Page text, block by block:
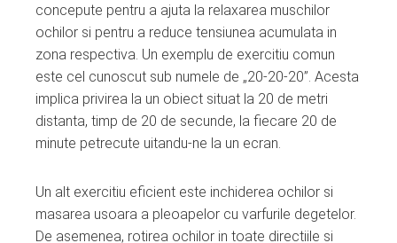
concepute pentru a ajuta la relaxarea muschilor
ochilor si pentru a reduce tensiunea acumulata in
zona respectiva. Un exemplu de exercitiu comun
este cel cunoscut sub numele de „20-20-20”. Acesta
implica privirea la un obiect situat la 20 de metri
distanta, timp de 20 de secunde, la fiecare 20 de
minute petrecute uitandu-ne la un ecran.
Un alt exercitiu eficient este inchiderea ochilor si
masarea usoara a pleoapelor cu varfurile degetelor.
De asemenea, rotirea ochilor in toate directiile si